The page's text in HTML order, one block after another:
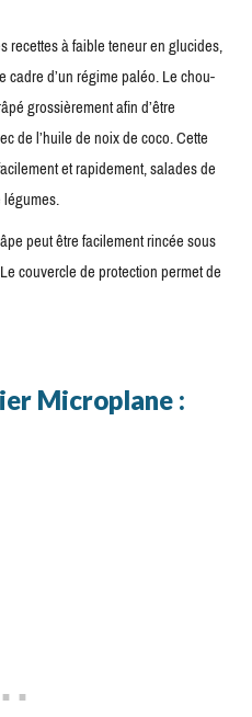
recettes à faible teneur en glucides,
d’un régime paléo. Le chou-
grossièrement afin d’être
de l’huile de noix de coco. Cette
et rapidement, salades de
peut être facilement rincée sous
couvercle de protection permet de
Microplane :